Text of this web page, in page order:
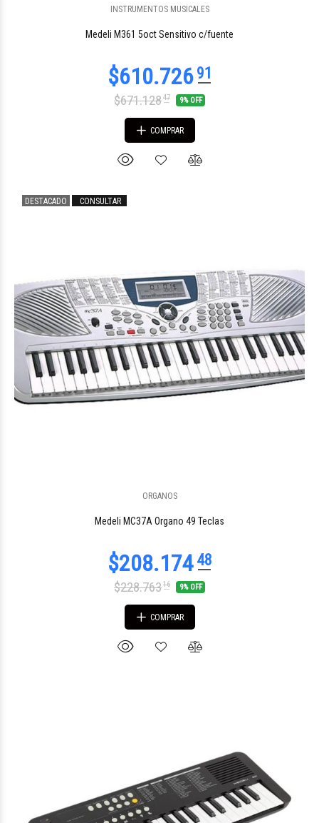
INSTRUMENTOS MUSICALES
Medeli M361 5oct Sensitivo c/fuente
$671.12847 9% OFF
COMPRAR
DESTACADO CONSULTAR
ORGANOS
Medeli MC37A Organo 49 Teclas
$228.76316 9% OFF
COMPRAR